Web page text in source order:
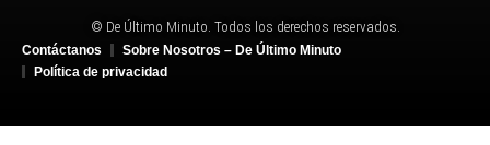
© De Último Minuto. Todos los derechos reservados.
Contáctanos
Sobre Nosotros – De Último Minuto
Política de privacidad